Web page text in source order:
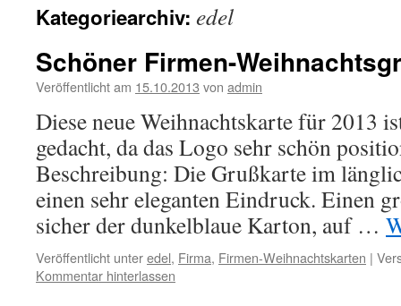
Kategoriearchiv: edel
Schöner Firmen-
Veröffentlicht am 15.10.2013 von admin
Diese neue Weihnachtskarte für 2013
gedacht, da das Logo sehr schön
Beschreibung: Die Grußkarte im
einen sehr eleganten Eindruck. Einen
sicher der dunkelblaue Karton, auf …
Veröffentlicht unteredel, Firma, Firmen-Weihnachtskarten |
Kommentar hinterlassen